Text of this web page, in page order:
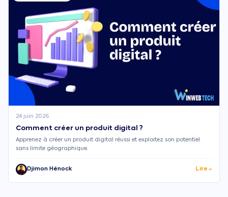
24 juin 2026
Comment créer un produit digital ?
Apprenez à créer un produit digital réussi et exploitez son potentiel
sans limite géographique.
Djimon Hénock Lire